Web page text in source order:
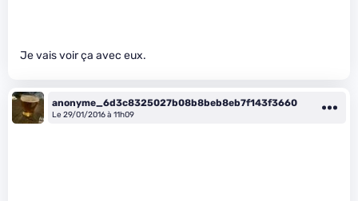
Je vais voir ça avec eux.
anonyme_6d3c8325027b08b8beb8eb7f143f3660
Le 29/01/2016 à 11h09